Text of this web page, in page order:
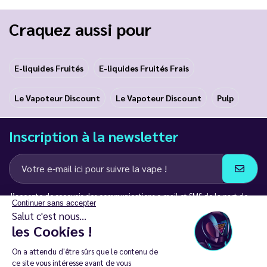
Continuer sans accepter
Salut c'est nous...
les Cookies !
On a attendu d'être sûrs que le contenu de
ce site vous intéresse avant de vous
Craquez aussi pour
E-liquides Fruités E-liquides Fruités Frais
Le Vapoteur Discount Le Vapoteur Discount Pulp
Inscription à la newsletter
J’accepte de recevoir des communications e-mail et SMS de la part de
LD Groupe
Restez en contact